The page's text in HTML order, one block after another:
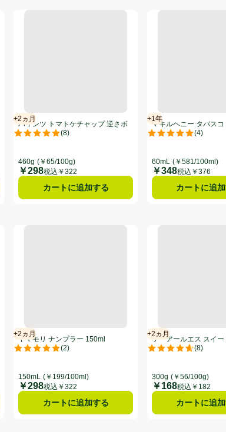
ィアム 230g
。
ハインツ トマトケチャップ 逆さボトル 460g
+2ヵ月
賞味・消費期限保証：2ヵ月
(8)
評価は8件のレビューで5点中5.0点。
ハインツ トマトケチャップ 逆さボ
トル 460g
460g (￥65/100g)
価格
￥298税込￥322
カートに追加する
マキルヘニー タ
+1年
賞味・消費期限保
(4)
評価は4件のレビュ
マキルヘニー タバスコ
ス 60ml
60mL (￥581/100ml)
価格
￥348税込￥376
カートに追
200g
。
ヤマモリ ナンプラー 150ml
+2ヵ月
賞味・消費期限保証：2ヵ月
(2)
評価は2件のレビューで5点中5.0点。
ヤマモリ ナンプラー 150ml
150mL (￥199/100ml)
価格
￥298税込￥322
カートに追加する
ケーアールエス
+2ヵ月
賞味・消費期限保
(8)
評価は8件のレビュ
ケーアールエス スイー
ス 300g
300g (￥56/100g)
価格
￥168税込￥182
カートに追